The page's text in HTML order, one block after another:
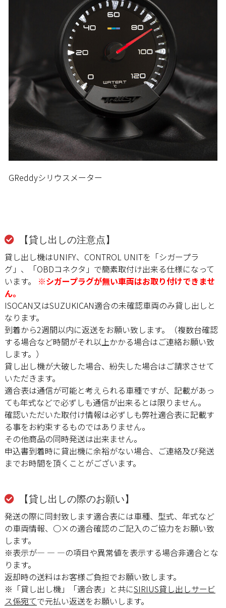
GReddyシリウスメーター
【貸し出しの注意点】
貸し出し機はUNIFY、CONTROL UNITを「シガープラ
グ」、「OBDコネクタ」で簡素取付け出来る仕様になって
います。 ※シガープラグが無い車両はお取り付けできませ
ん。
ISOCAN又はSUZUKICAN適合の未確認車両のみ貸し出しと
なります。
到着から2週間以内に返送をお願い致します。（複数台確認
する場合など時間がそれ以上かかる場合はご連絡お願い致
します。）
貸し出し機が大破した場合、紛失した場合はご請求させて
いただきます。
適合表は通信が可能と考えられる車種ですが、記載があっ
ても年式などで必ずしも通信が出来るとは限りません。
確認いただいた取付け情報は必ずしも弊社適合表に記載す
る事をお約束するものではありません。
その他商品の同時発送は出来ません。
申込書到着時に貸出機に余裕がない場合、ご連絡及び発送
までお時間を頂くことがございます。
【貸し出しの際のお願い】
発送の際に同封致します適合表には車種、型式、年式など
の車両情報、○×の適合確認のご記入のご協力をお願い致
します。
※表示が― ― ―の項目や異常値を表示する場合非適合とな
ります。
返却時の送料はお客様ご負担でお願い致します。
※「貸し出し機」「適合表」と共にSIRIUS貸し出しサービ
ス係宛てで元払い返送をお願いします。